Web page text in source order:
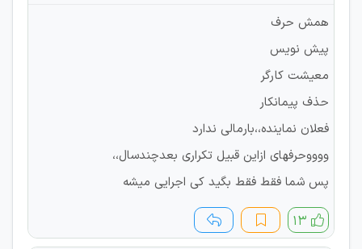
همش حرف
پیش نویس
معیشت کارگر
حذف پیمانکار
فعلان نماینده،،بارمالی ندارد
ووووحرفهای ازاین قبیل تکراری بعدچندسال،،
پس شما فقط فقط بگید کی اجرایی میشه
۱۳